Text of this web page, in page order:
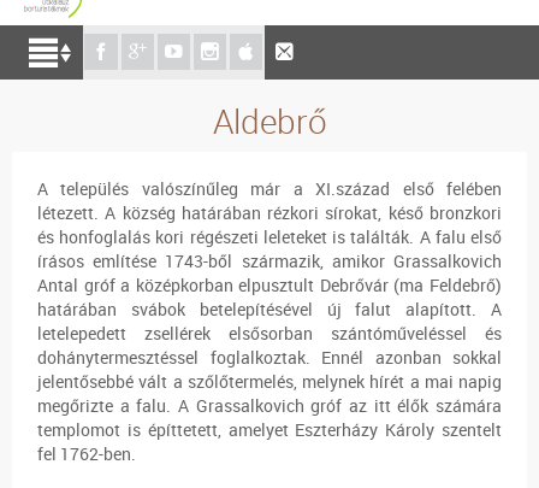
Aldebrő
A település valószínűleg már a XI.század első felében
létezett. A község határában rézkori sírokat, késő bronzkori
és honfoglalás kori régészeti leleteket is találták. A falu első
írásos említése 1743-ből származik, amikor Grassalkovich
Antal gróf a középkorban elpusztult Debrővár (ma Feldebrő)
határában svábok betelepítésével új falut alapított. A
letelepedett zsellérek elsősorban szántóműveléssel és
dohánytermesztéssel foglalkoztak. Ennél azonban sokkal
jelentősebbé vált a szőlőtermelés, melynek hírét a mai napig
megőrizte a falu. A Grassalkovich gróf az itt élők számára
templomot is építtetett, amelyet Eszterházy Károly szentelt
fel 1762-ben.